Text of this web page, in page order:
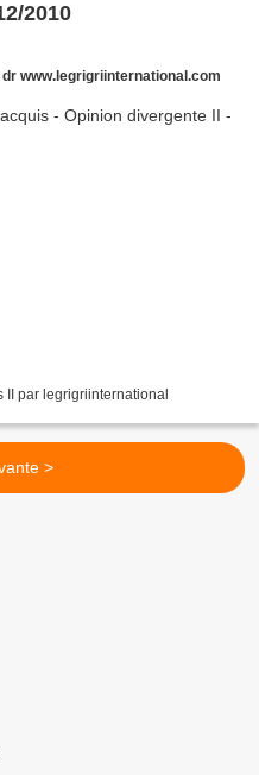
2010
www.legrigriinternational.com
II par legrigriinternational
>